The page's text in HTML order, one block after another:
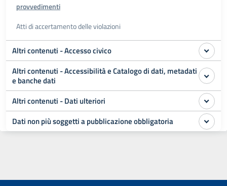
provvedimenti
Atti di accertamento delle violazioni
Altri contenuti - Accesso civico
Altri contenuti - Accessibilità e Catalogo di dati, metadati
e banche dati
Altri contenuti - Dati ulteriori
Dati non più soggetti a pubblicazione obbligatoria